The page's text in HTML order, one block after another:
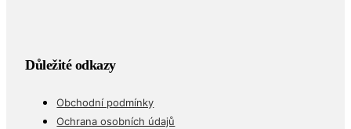
Důležité odkazy
Obchodní podmínky
Ochrana osobních údajů